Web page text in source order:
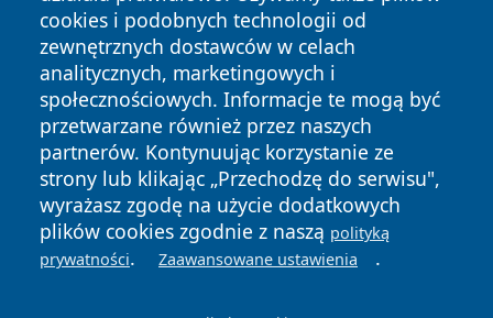
cookies i podobnych technologii od
zewnętrznych dostawców w celach
analitycznych, marketingowych i
społecznościowych. Informacje te mogą być
przetwarzane również przez naszych
partnerów. Kontynuując korzystanie ze
strony lub klikając „Przechodzę do serwisu",
wyrażasz zgodę na użycie dodatkowych
plików cookies zgodnie z naszą polityką
prywatności. Zaawansowane ustawienia .
Copyright © 2026 olkuszonline.pl Wszystkie prawa
zastrzeżone.
News Autorzy
Polityka
Prywatności
Polityka
Cookies